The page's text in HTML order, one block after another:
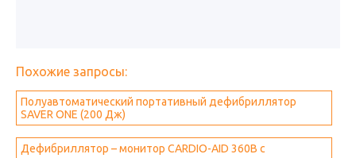
Похожие запросы:
Полуавтоматический портативный дефибриллятор
SAVER ONE (200 Дж)
Дефибриллятор – монитор CARDIO-AID 360В с